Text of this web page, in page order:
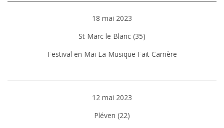
18 mai 2023
St Marc le Blanc (35)
Festival en Mai La Musique Fait Carrière
12 mai 2023
Pléven (22)